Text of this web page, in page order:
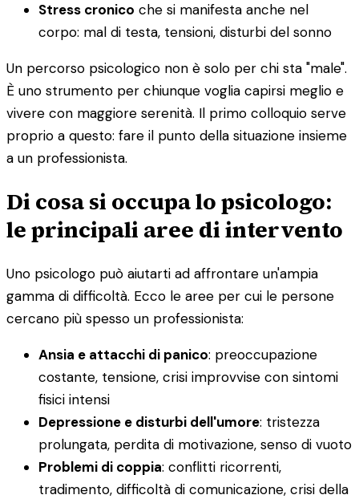
Stress cronico che si manifesta anche nel
corpo: mal di testa, tensioni, disturbi del sonno
Un percorso psicologico non è solo per chi sta "male".
È uno strumento per chiunque voglia capirsi meglio e
vivere con maggiore serenità. Il primo colloquio serve
proprio a questo: fare il punto della situazione insieme
a un professionista.
Di cosa si occupa lo psicologo:
le principali aree di intervento
Uno psicologo può aiutarti ad affrontare un'ampia
gamma di difficoltà. Ecco le aree per cui le persone
cercano più spesso un professionista:
Ansia e attacchi di panico: preoccupazione
costante, tensione, crisi improvvise con sintomi
fisici intensi
Depressione e disturbi dell'umore: tristezza
prolungata, perdita di motivazione, senso di vuoto
Problemi di coppia: conflitti ricorrenti,
tradimento, difficoltà di comunicazione, crisi della